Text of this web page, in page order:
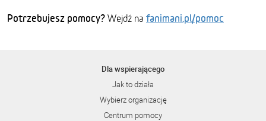
Potrzebujesz pomocy? Wejdź na fanimani.pl/pomoc
Dla wspierającego
Jak to działa
Wybierz organizację
Centrum pomocy